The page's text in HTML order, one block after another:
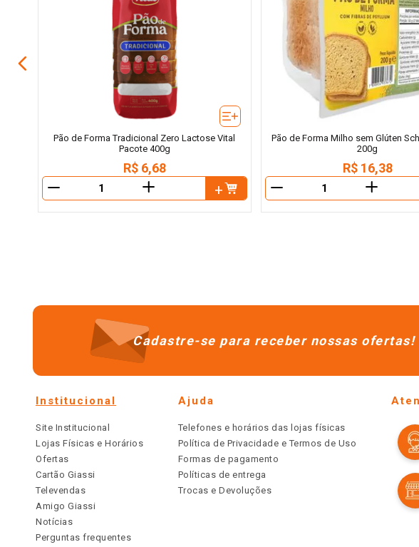
Pão de Forma Tradicional Zero Lactose Vital
Pacote 400g
R$ 6,68
＋
Pão de Forma Milho sem Glúten
200g
R$ 16,38
＋
Cadastre-se para receber nossas ofertas!
Institucional
Site Institucional
Lojas Físicas e Horários
Ofertas
Cartão Giassi
Televendas
Amigo Giassi
Notícias
Perguntas frequentes
Ajuda
Telefones e horários das lojas físicas
Política de Privacidade e Termos de Uso
Formas de pagamento
Políticas de entrega
Trocas e Devoluções